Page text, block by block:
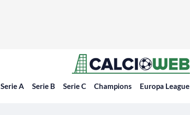
Serie A Serie B Serie C Champions Europa League